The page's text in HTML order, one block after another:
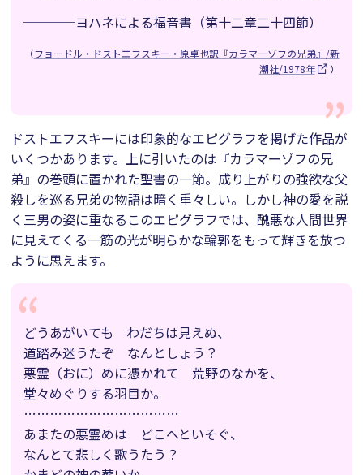
────ヨハネによる福音書（第十二章二十四節）
（フョードル・ドストエフスキー・原卓也訳『カラマーゾフの兄弟』/新
潮社/1978年
）
ドストエフスキーには印象的なエピグラフを掲げた作品が
いくつかあります。上に引いたのは『カラマーゾフの兄
弟』の巻頭に置かれた聖書の一節。成り上がりの強欲な父
殺しを巡る兄弟の物語は暗く重々しい。しかし神の愛を説
く三男の姿に重なるこのエピグラフでは、醜悪な人間世界
に見えてくる一筋の光が明らかな輪郭をもって輝きを放つ
ように思えます。
どうあがいても わだちは見えぬ、
道踏み迷うたぞ なんとしょう？
悪霊（おに）めに憑かれて 荒野のなかを、
堂々めぐりする羽目か。
………………………………
あまたの悪霊めは どこへといそぐ、
なんとて悲しく歌うたう？